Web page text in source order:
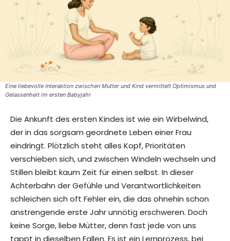
Eine liebevolle Interaktion zwischen Mutter und Kind vermittelt Optimismus und
Gelassenheit im ersten Babyjahr
Die Ankunft des ersten Kindes ist wie ein Wirbelwind,
der in das sorgsam geordnete Leben einer Frau
eindringt. Plötzlich steht alles Kopf, Prioritäten
verschieben sich, und zwischen Windeln wechseln und
Stillen bleibt kaum Zeit für einen selbst. In dieser
Achterbahn der Gefühle und Verantwortlichkeiten
schleichen sich oft Fehler ein, die das ohnehin schon
anstrengende erste Jahr unnötig erschweren. Doch
keine Sorge, liebe Mütter, denn fast jede von uns
tappt in dieselben Fallen. Es ist ein Lernprozess, bei